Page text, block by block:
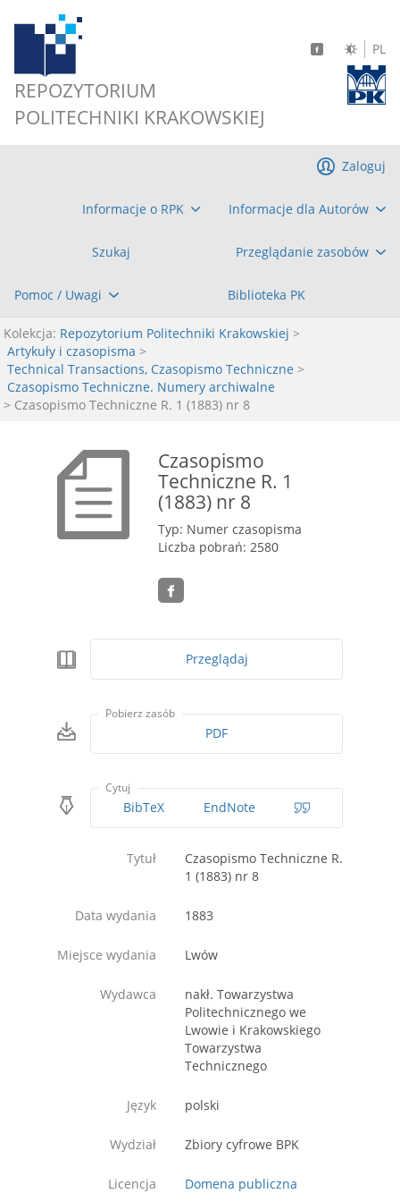
REPOZYTORIUM
POLITECHNIKI KRAKOWSKIEJ
PL
Informacje o RPK Informacje dla Autorów
Szukaj Przeglądanie zasobów
Pomoc / Uwagi Biblioteka PK
Zaloguj
Kolekcja: Repozytorium Politechniki Krakowskiej >
Artykuły i czasopisma >
Technical Transactions, Czasopismo Techniczne >
Czasopismo Techniczne. Numery archiwalne
> Czasopismo Techniczne R. 1 (1883) nr 8
Czasopismo
Techniczne R. 1
(1883) nr 8
Typ: Numer czasopisma
Liczba pobrań: 2580
Przeglądaj
Pobierz zasób
PDF
Cytuj
BibTeX EndNote
Tytuł
Czasopismo Techniczne R.
1 (1883) nr 8
Data wydania 1883
Miejsce wydania Lwów
Wydawca
nakł. Towarzystwa
Politechnicznego we
Lwowie i Krakowskiego
Towarzystwa
Technicznego
Język polski
Wydział Zbiory cyfrowe BPK
Licencja Domena publiczna